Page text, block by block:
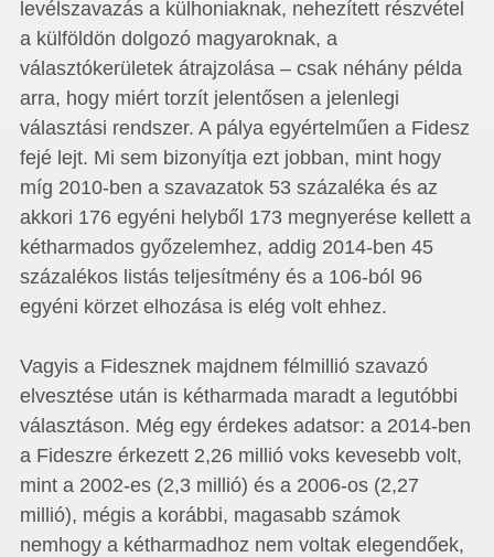
levélszavazás a külhoniaknak, nehezített részvétel
a külföldön dolgozó magyaroknak, a
választókerületek átrajzolása – csak néhány példa
arra, hogy miért torzít jelentősen a jelenlegi
választási rendszer. A pálya egyértelműen a Fidesz
fejé lejt. Mi sem bizonyítja ezt jobban, mint hogy
míg 2010-ben a szavazatok 53 százaléka és az
akkori 176 egyéni helyből 173 megnyerése kellett a
kétharmados győzelemhez, addig 2014-ben 45
százalékos listás teljesítmény és a 106-ból 96
egyéni körzet elhozása is elég volt ehhez.
Vagyis a Fidesznek majdnem félmillió szavazó
elvesztése után is kétharmada maradt a legutóbbi
választáson. Még egy érdekes adatsor: a 2014-ben
a Fideszre érkezett 2,26 millió voks kevesebb volt,
mint a 2002-es (2,3 millió) és a 2006-os (2,27
millió), mégis a korábbi, magasabb számok
nemhogy a kétharmadhoz nem voltak elegendőek,